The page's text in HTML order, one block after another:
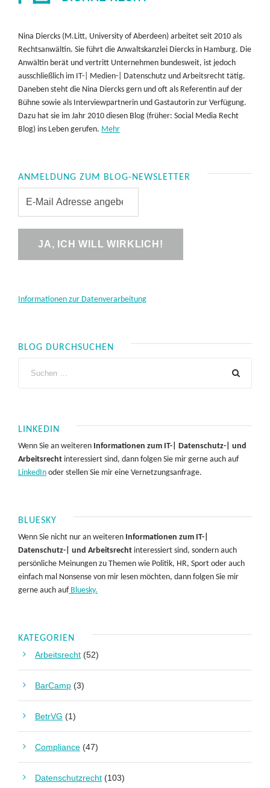
Nina Diercks (M.Litt, University of Aberdeen) arbeitet seit 2010 als
Rechtsanwältin. Sie führt die Anwaltskanzlei Diercks in Hamburg. Die
Anwältin berät und vertritt Unternehmen bundesweit, ist jedoch
ausschließlich im IT-| Medien-| Datenschutz und Arbeitsrecht tätig.
Daneben steht die Nina Diercks gern und oft als Referentin auf der
Bühne sowie als Interviewpartnerin und Gastautorin zur Verfügung.
Dazu hat sie im Jahr 2010 diesen Blog (früher: Social Media Recht
Blog) ins Leben gerufen. Mehr
ANMELDUNG ZUM BLOG-NEWSLETTER
Informationen zur Datenverarbeitung
BLOG DURCHSUCHEN
LINKEDIN
Wenn Sie an weiteren Informationen zum IT-| Datenschutz-| und
Arbeitsrecht interessiert sind, dann folgen Sie mir gerne auch auf
LinkedIn oder stellen Sie mir eine Vernetzungsanfrage.
BLUESKY
Wenn Sie nicht nur an weiteren Informationen zum IT-|
Datenschutz-| und Arbeitsrecht interessiert sind, sondern auch
persönliche Meinungen zu Themen wie Politik, HR, Sport oder auch
einfach mal Nonsense von mir lesen möchten, dann folgen Sie mir
gerne auch aufBluesky.
KATEGORIEN
Arbeitsrecht (52)
BarCamp (3)
BetrVG (1)
Compliance (47)
Datenschutzrecht (103)